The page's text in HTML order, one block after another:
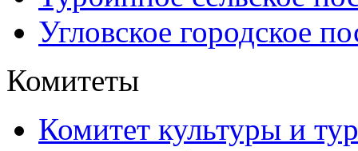
Угловское городское
Комитеты
Комитет культуры и